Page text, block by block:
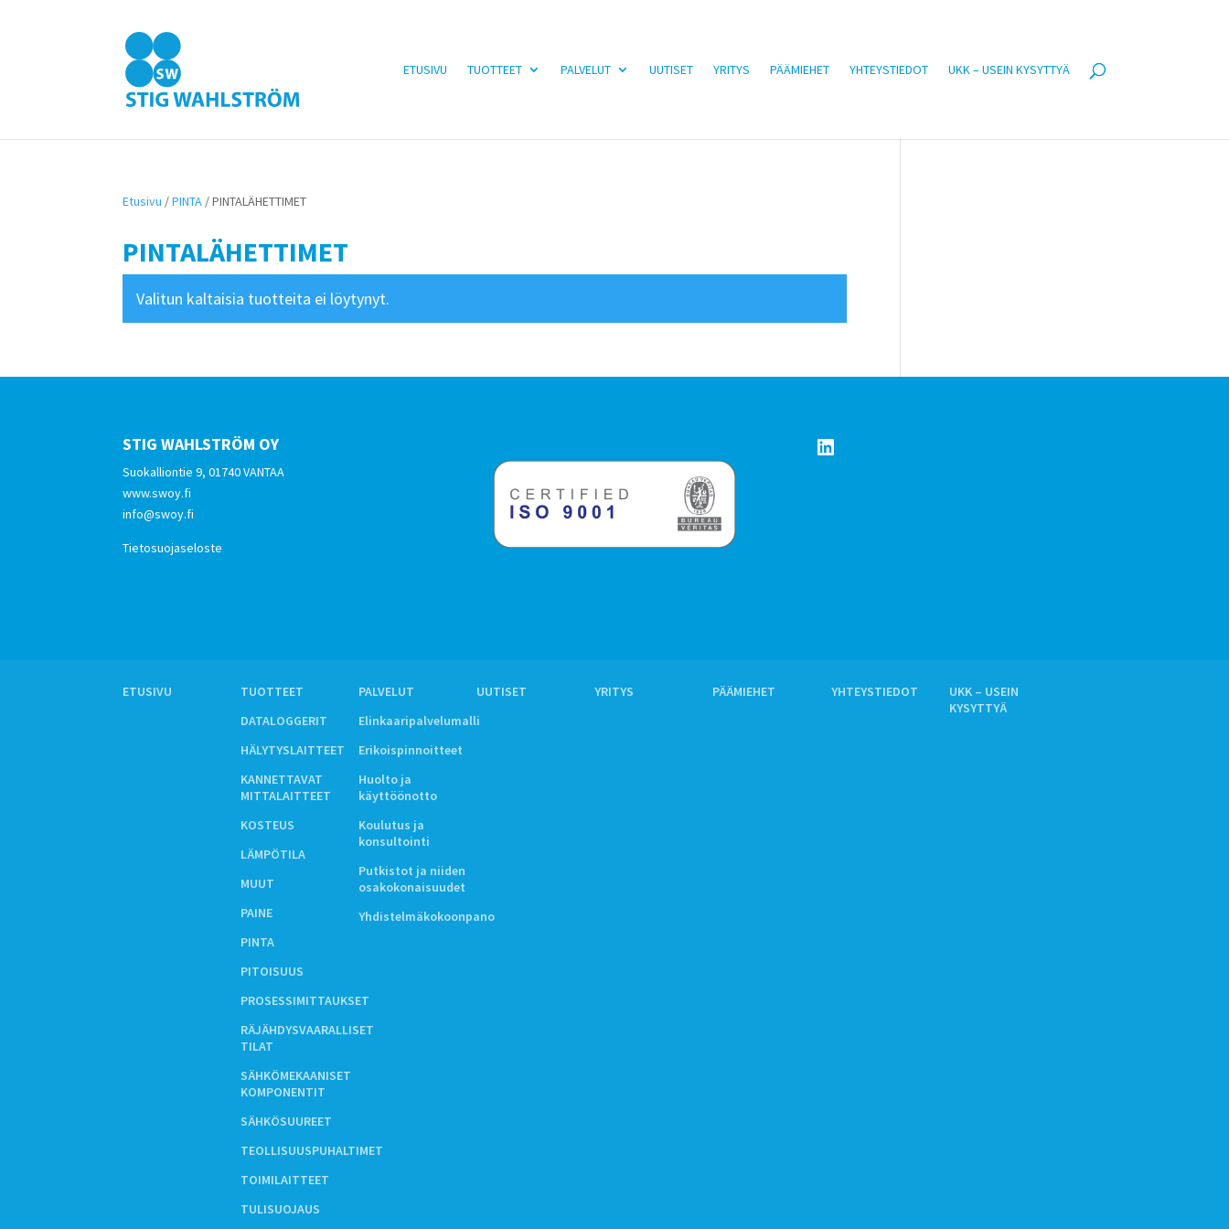
ETUSIVU TUOTTEET PALVELUT UUTISET YRITYS PÄÄMIEHET YHTEYSTIEDOT UKK – USEIN KYSYTTYÄ
Etusivu /PINTA / PINTALÄHETTIMET
PINTALÄHETTIMET
Valitun kaltaisia tuotteita ei löytynyt.
STIG WAHLSTRÖM OY
Suokalliontie 9, 01740 VANTAA
www.swoy.fi
info@swoy.fi
Tietosuojaseloste
LinkedIn
ETUSIVU
TUOTTEET
DATALOGGERIT
HÄLYTYSLAITTEET
KANNETTAVAT
MITTALAITTEET
KOSTEUS
LÄMPÖTILA
MUUT
PAINE
PINTA
PITOISUUS
PROSESSIMITTAUKSET
RÄJÄHDYSVAARALLISET
TILAT
SÄHKÖMEKAANISET
KOMPONENTIT
SÄHKÖSUUREET
TEOLLISUUSPUHALTIMET
TOIMILAITTEET
TULISUOJAUS
PALVELUT
Elinkaaripalvelumalli
Erikoispinnoitteet
Huolto ja
käyttöönotto
Koulutus ja
konsultointi
Putkistot ja niiden
osakokonaisuudet
Yhdistelmäkokoonpano
UUTISET YRITYS PÄÄMIEHET YHTEYSTIEDOT
UKK – USEIN
KYSYTTYÄ